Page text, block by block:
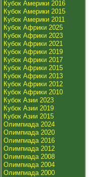
Кубок Америки 2016
Кубок Америки 2015
Кубок Америки 2011
Кубок Африки 2025
Кубок Африки 2023
Кубок Африки 2021
Кубок Африки 2019
Кубок Африки 2017
Кубок Африки 2015
Кубок Африки 2013
Кубок Африки 2012
Кубок Африки 2010
Кубок Азии 2023
Кубок Азии 2019
Кубок Азии 2015
Олимпиада 2024
Олимпиада 2020
Олимпиада 2016
Олимпиада 2012
Олимпиада 2008
Олимпиада 2004
Олимпиада 2000